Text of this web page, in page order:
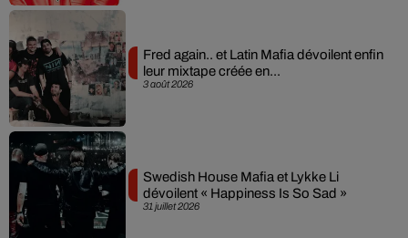
3 août 2026
Fred again.. et Latin Mafia dévoilent enfin
leur mixtape créée en...
31 juillet 2026
Swedish House Mafia et Lykke Li
dévoilent « Happiness Is So Sad »